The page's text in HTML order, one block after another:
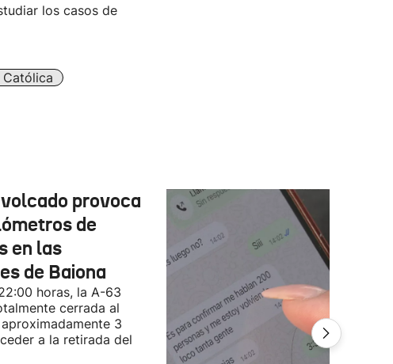
los casos de
Católica
provoca
de
en las
de Baiona
horas, la A-63
cerrada al
3
a la retirada del